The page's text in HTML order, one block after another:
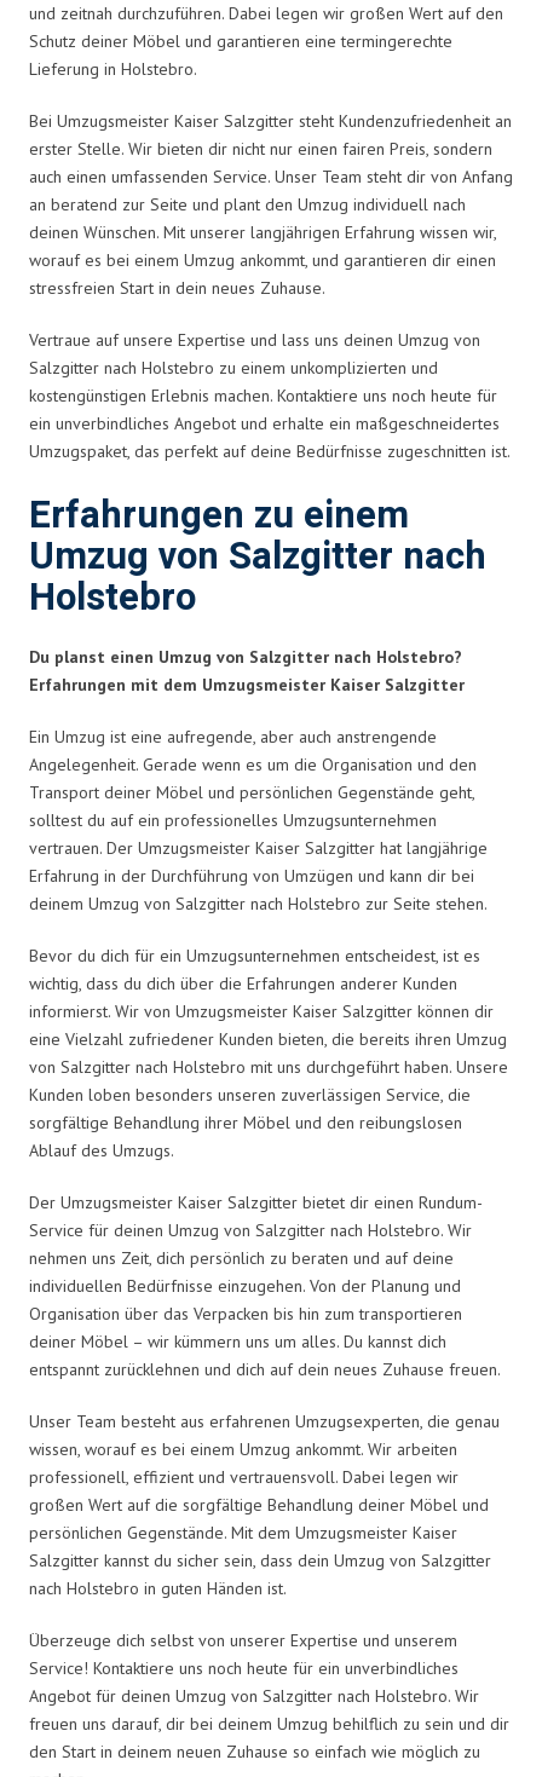
und zeitnah durchzuführen. Dabei legen wir großen Wert auf den
Schutz deiner Möbel und garantieren eine termingerechte
Lieferung in Holstebro.
Bei Umzugsmeister Kaiser Salzgitter steht Kundenzufriedenheit an
erster Stelle. Wir bieten dir nicht nur einen fairen Preis, sondern
auch einen umfassenden Service. Unser Team steht dir von Anfang
an beratend zur Seite und plant den Umzug individuell nach
deinen Wünschen. Mit unserer langjährigen Erfahrung wissen wir,
worauf es bei einem Umzug ankommt, und garantieren dir einen
stressfreien Start in dein neues Zuhause.
Vertraue auf unsere Expertise und lass uns deinen Umzug von
Salzgitter nach Holstebro zu einem unkomplizierten und
kostengünstigen Erlebnis machen. Kontaktiere uns noch heute für
ein unverbindliches Angebot und erhalte ein maßgeschneidertes
Umzugspaket, das perfekt auf deine Bedürfnisse zugeschnitten ist.
Erfahrungen zu einem
Umzug von Salzgitter nach
Holstebro
Du planst einen Umzug von Salzgitter nach Holstebro?
Erfahrungen mit dem Umzugsmeister Kaiser Salzgitter
Ein Umzug ist eine aufregende, aber auch anstrengende
Angelegenheit. Gerade wenn es um die Organisation und den
Transport deiner Möbel und persönlichen Gegenstände geht,
solltest du auf ein professionelles Umzugsunternehmen
vertrauen. Der Umzugsmeister Kaiser Salzgitter hat langjährige
Erfahrung in der Durchführung von Umzügen und kann dir bei
deinem Umzug von Salzgitter nach Holstebro zur Seite stehen.
Bevor du dich für ein Umzugsunternehmen entscheidest, ist es
wichtig, dass du dich über die Erfahrungen anderer Kunden
informierst. Wir von Umzugsmeister Kaiser Salzgitter können dir
eine Vielzahl zufriedener Kunden bieten, die bereits ihren Umzug
von Salzgitter nach Holstebro mit uns durchgeführt haben. Unsere
Kunden loben besonders unseren zuverlässigen Service, die
sorgfältige Behandlung ihrer Möbel und den reibungslosen
Ablauf des Umzugs.
Der Umzugsmeister Kaiser Salzgitter bietet dir einen Rundum-
Service für deinen Umzug von Salzgitter nach Holstebro. Wir
nehmen uns Zeit, dich persönlich zu beraten und auf deine
individuellen Bedürfnisse einzugehen. Von der Planung und
Organisation über das Verpacken bis hin zum transportieren
deiner Möbel – wir kümmern uns um alles. Du kannst dich
entspannt zurücklehnen und dich auf dein neues Zuhause freuen.
Unser Team besteht aus erfahrenen Umzugsexperten, die genau
wissen, worauf es bei einem Umzug ankommt. Wir arbeiten
professionell, effizient und vertrauensvoll. Dabei legen wir
großen Wert auf die sorgfältige Behandlung deiner Möbel und
persönlichen Gegenstände. Mit dem Umzugsmeister Kaiser
Salzgitter kannst du sicher sein, dass dein Umzug von Salzgitter
nach Holstebro in guten Händen ist.
Überzeuge dich selbst von unserer Expertise und unserem
Service! Kontaktiere uns noch heute für ein unverbindliches
Angebot für deinen Umzug von Salzgitter nach Holstebro. Wir
freuen uns darauf, dir bei deinem Umzug behilflich zu sein und dir
den Start in deinem neuen Zuhause so einfach wie möglich zu